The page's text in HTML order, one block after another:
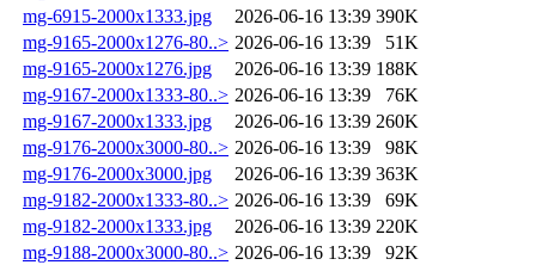
mg-6915-2000x1333.jpg
2026-06-16 13:39 390K
mg-9165-2000x1276-80..> 2026-06-16 13:39
51K
mg-9165-2000x1276.jpg
2026-06-16 13:39 188K
mg-9167-2000x1333-80..> 2026-06-16 13:39
76K
mg-9167-2000x1333.jpg
2026-06-16 13:39 260K
mg-9176-2000x3000-80..> 2026-06-16 13:39
98K
mg-9176-2000x3000.jpg
2026-06-16 13:39 363K
mg-9182-2000x1333-80..> 2026-06-16 13:39
69K
mg-9182-2000x1333.jpg
2026-06-16 13:39 220K
mg-9188-2000x3000-80..> 2026-06-16 13:39 92K